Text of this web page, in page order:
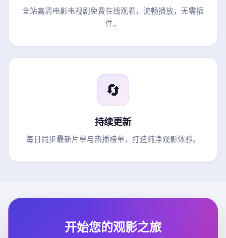
全站高清电影电视剧免费在线观看，流畅播放，无需插
件。
🔄
持续更新
每日同步最新片单与热播榜单，打造纯净观影体验。
开始您的观影之旅